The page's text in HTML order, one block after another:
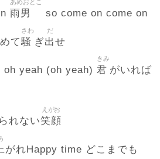
雨男
あめおとこ
so come on come on
て騒
さわ
ぎ出
だ
せ
oh yeah (oh yeah) 君
きみ
がいれば
れない笑顔
えがお
上 がれHappy time どこまでも